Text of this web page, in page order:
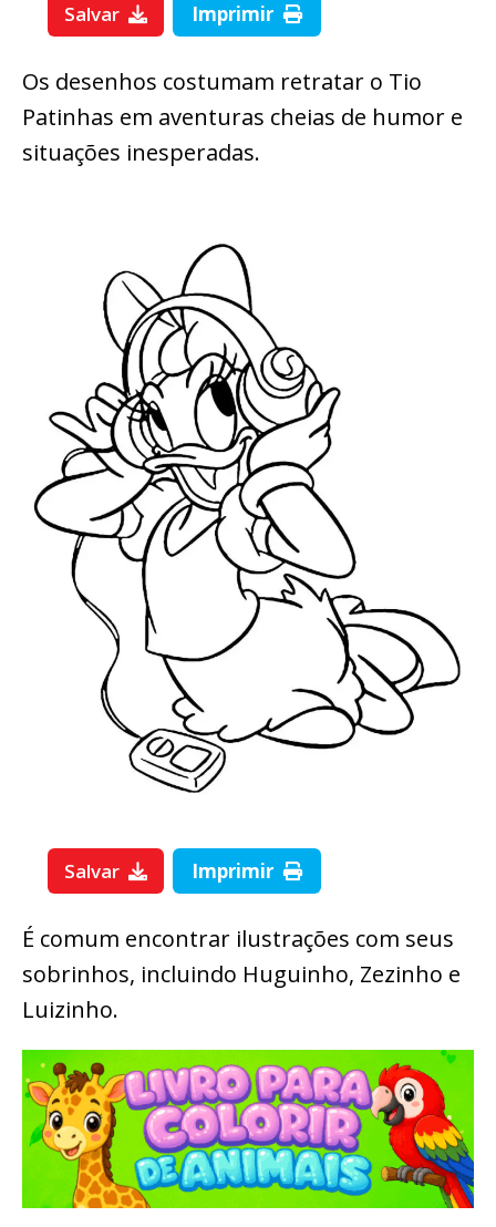
Salvar Imprimir
Os desenhos costumam retratar o Tio
Patinhas em aventuras cheias de humor e
situações inesperadas.
Salvar Imprimir
É comum encontrar ilustrações com seus
sobrinhos, incluindo Huguinho, Zezinho e
Luizinho.